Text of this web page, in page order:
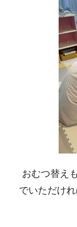
おむつ替え
でいただけ